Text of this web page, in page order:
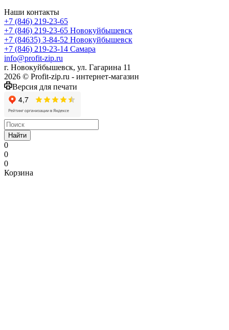
Наши контакты
+7 (846) 219-23-65
+7 (846) 219-23-65 Новокуйбышевск
+7 (84635) 3-84-52 Новокуйбышевск
+7 (846) 219-23-14 Самара
info@profit-zip.ru
г. Новокуйбышевск, ул. Гагарина 11
2026 © Profit-zip.ru - интернет-магазин
Версия для печати
Найти
0
0
0
Корзина